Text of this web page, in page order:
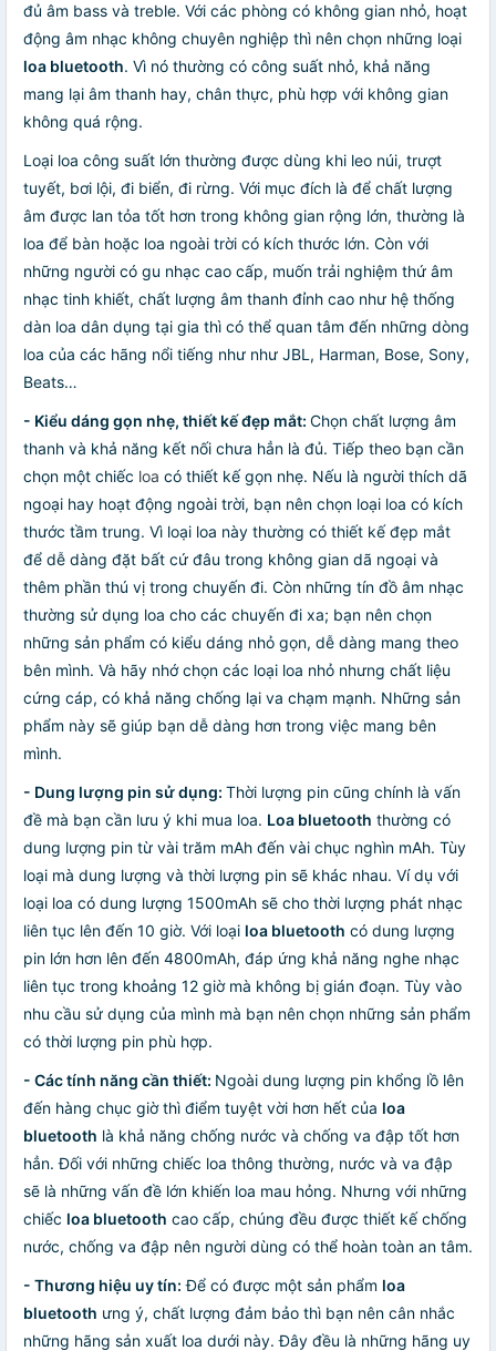
đủ âm bass và treble. Với các phòng có không gian nhỏ, hoạt
động âm nhạc không chuyên nghiệp thì nên chọn những loại
loa bluetooth. Vì nó thường có công suất nhỏ, khả năng
mang lại âm thanh hay, chân thực, phù hợp với không gian
không quá rộng.
Loại loa công suất lớn thường được dùng khi leo núi, trượt
tuyết, bơi lội, đi biển, đi rừng. Với mục đích là để chất lượng
âm được lan tỏa tốt hơn trong không gian rộng lớn, thường là
loa để bàn hoặc loa ngoài trời có kích thước lớn. Còn với
những người có gu nhạc cao cấp, muốn trải nghiệm thứ âm
nhạc tinh khiết, chất lượng âm thanh đỉnh cao như hệ thống
dàn loa dân dụng tại gia thì có thể quan tâm đến những dòng
loa của các hãng nổi tiếng như như JBL, Harman, Bose, Sony,
Beats…
- Kiểu dáng gọn nhẹ, thiết kế đẹp mắt: Chọn chất lượng âm
thanh và khả năng kết nối chưa hẳn là đủ. Tiếp theo bạn cần
chọn một chiếc loa có thiết kế gọn nhẹ. Nếu là người thích dã
ngoại hay hoạt động ngoài trời, bạn nên chọn loại loa có kích
thước tầm trung. Vì loại loa này thường có thiết kế đẹp mắt
để dễ dàng đặt bất cứ đâu trong không gian dã ngoại và
thêm phần thú vị trong chuyến đi. Còn những tín đồ âm nhạc
thường sử dụng loa cho các chuyến đi xa; bạn nên chọn
những sản phẩm có kiểu dáng nhỏ gọn, dễ dàng mang theo
bên mình. Và hãy nhớ chọn các loại loa nhỏ nhưng chất liệu
cứng cáp, có khả năng chống lại va chạm mạnh. Những sản
phẩm này sẽ giúp bạn dễ dàng hơn trong việc mang bên
mình.
- Dung lượng pin sử dụng: Thời lượng pin cũng chính là vấn
đề mà bạn cần lưu ý khi mua loa. Loa bluetooth thường có
dung lượng pin từ vài trăm mAh đến vài chục nghìn mAh. Tùy
loại mà dung lượng và thời lượng pin sẽ khác nhau. Ví dụ với
loại loa có dung lượng 1500mAh sẽ cho thời lượng phát nhạc
liên tục lên đến 10 giờ. Với loại loa bluetooth có dung lượng
pin lớn hơn lên đến 4800mAh, đáp ứng khả năng nghe nhạc
liên tục trong khoảng 12 giờ mà không bị gián đoạn. Tùy vào
nhu cầu sử dụng của mình mà bạn nên chọn những sản phẩm
có thời lượng pin phù hợp.
- Các tính năng cần thiết: Ngoài dung lượng pin khổng lồ lên
đến hàng chục giờ thì điểm tuyệt vời hơn hết của loa
bluetooth là khả năng chống nước và chống va đập tốt hơn
hẳn. Đối với những chiếc loa thông thường, nước và va đập
sẽ là những vấn đề lớn khiến loa mau hỏng. Nhưng với những
chiếc loa bluetooth cao cấp, chúng đều được thiết kế chống
nước, chống va đập nên người dùng có thể hoàn toàn an tâm.
- Thương hiệu uy tín: Để có được một sản phẩm loa
bluetooth ưng ý, chất lượng đảm bảo thì bạn nên cân nhắc
những hãng sản xuất loa dưới này. Đây đều là những hãng uy